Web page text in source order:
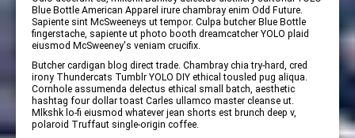
Blue Bottle American Apparel irure chambray enim Odd Future.
Sapiente sint McSweeneys ut tempor. Culpa butcher Blue Bottle
fingerstache, sapiente ut photo booth dreamcatcher YOLO plaid
eiusmod McSweeney's veniam crucifix.
Butcher cardigan blog direct trade. Chambray chia try-hard, cred
irony Thundercats Tumblr YOLO DIY ethical tousled pug aliqua.
Cornhole assumenda delectus ethical small batch, aesthetic
hashtag four dollar toast Carles ullamco master cleanse ut.
Mlkshk lo-fi eiusmod whatever jean shorts est brunch deep v,
polaroid Truffaut single-origin coffee.